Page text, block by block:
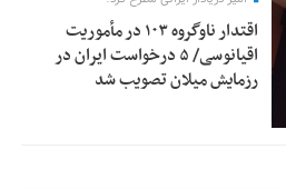
اقتدار ناوگروه ۱۰۳ در مأموریت‌
اقیانوسی/ ۵ درخواست ایران در
رزمایش میلان تصویب شد